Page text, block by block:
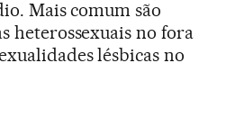
Mais comum são
heterossexuais no fora
lésbicas no